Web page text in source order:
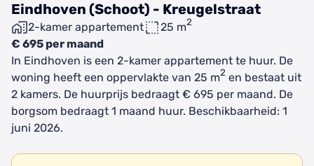
Eindhoven (Schoot) - Kreugelstraat
2-kamer appartement 25 m2
€ 695 per maand
In Eindhoven is een 2-kamer appartement te huur. De
woning heeft een oppervlakte van 25 m2 en bestaat uit
2 kamers. De huurprijs bedraagt € 695 per maand. De
borgsom bedraagt 1 maand huur. Beschikbaarheid: 1
juni 2026.